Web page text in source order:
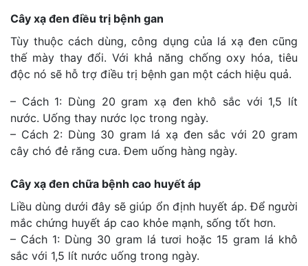
Cây xạ đen điều trị bệnh gan
Tùy thuộc cách dùng, công dụng của lá xạ đen cũng
thế mày thay đổi. Với khả năng chống oxy hóa, tiêu
độc nó sẽ hỗ trợ điều trị bệnh gan một cách hiệu quả.
– Cách 1: Dùng 20 gram xạ đen khô sắc với 1,5 lít
nước. Uống thay nước lọc trong ngày.
– Cách 2: Dùng 30 gram lá xạ đen sắc với 20 gram
cây chó đẻ răng cưa. Đem uống hàng ngày.
Cây xạ đen chữa bệnh cao huyết áp
Liều dùng dưới đây sẽ giúp ổn định huyết áp. Để người
mắc chứng huyết áp cao khỏe mạnh, sống tốt hơn.
– Cách 1: Dùng 30 gram lá tươi hoặc 15 gram lá khô
sắc với 1,5 lít nước uống trong ngày.